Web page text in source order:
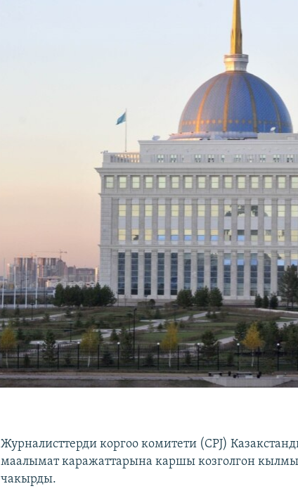
Журналисттерди коргоо комитети (CPJ)
маалымат каражаттарына каршы козголгон
чакырды.